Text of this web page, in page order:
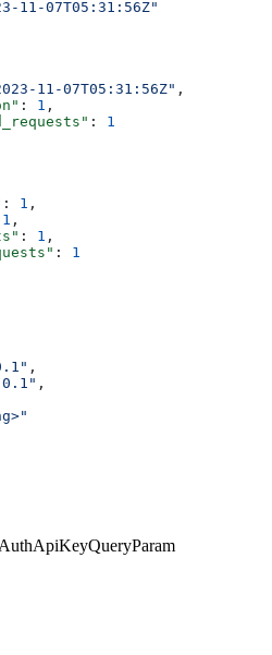
11-07T05:31:56Z"
11-07T05:31:56Z" ,
: 1 ,
: 1
: 1 ,
1 ,
: 1 ,
: 1
,
,
ApiKeyQueryParam